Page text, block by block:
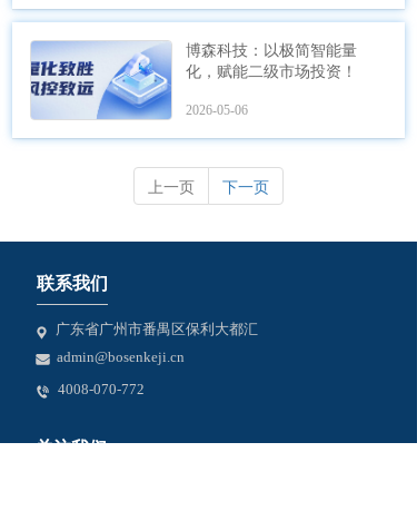
博森科技：以极简智能量
化，赋能二级市场投资！
2026-05-06
上一页 下一页
关注我们
联系我们
广东省广州市番禺区保利大都汇
admin@bosenkeji.cn
4008-070-772